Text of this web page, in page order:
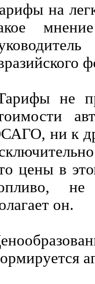
на
не
ни к
цены в
не
он.